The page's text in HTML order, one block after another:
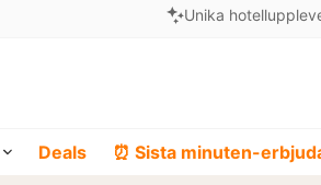
Unika
Deals ⏰ Sista minuten-